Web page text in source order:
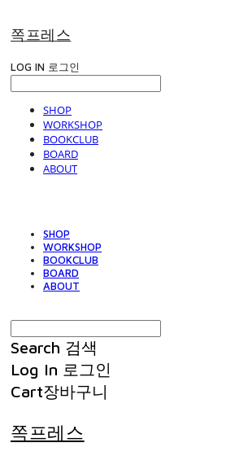
쪽프레스
LOG IN 로그인
SHOP
WORKSHOP
BOOKCLUB
BOARD
ABOUT
SHOP
WORKSHOP
BOOKCLUB
BOARD
ABOUT
Search 검색
Log In 로그인
Cart장바구니
쪽프레스